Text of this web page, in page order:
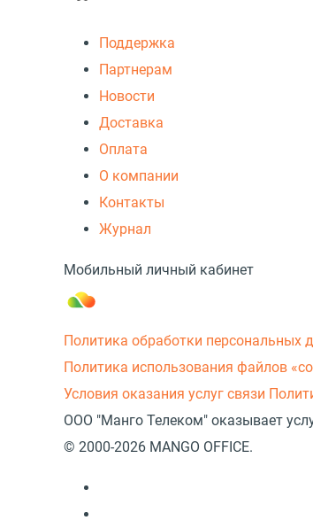
Поддержка
Партнерам
Новости
Доставка
Оплата
О компании
Контакты
Журнал
Мобильный личный кабинет
Политика обработки персональных
Политика использования файлов
Условия оказания услуг связи
ООО "Манго Телеком" оказывает
© 2000-2026 MANGO OFFICE.